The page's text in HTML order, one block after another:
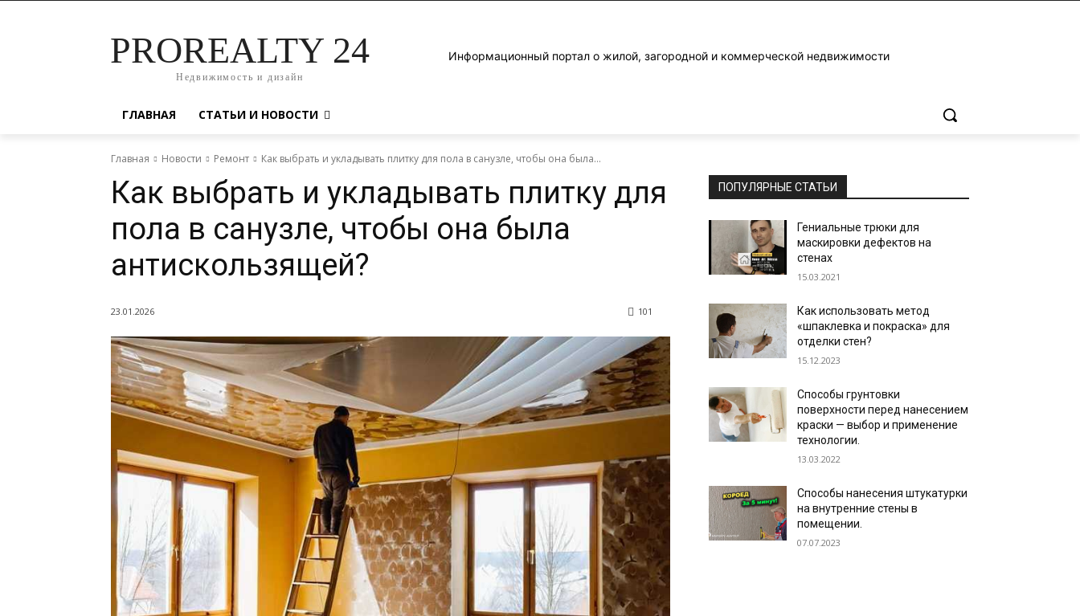
PROREALTY 24
Недвижимость и дизайн
Информационный портал о жилой, загородной и коммерческой недвижимости
ГЛАВНАЯ СТАТЬИ И НОВОСТИ
Главная Новости Ремонт Как выбрать и укладывать плитку для пола в санузле, чтобы она была...
Как выбрать и укладывать плитку для
пола в санузле, чтобы она была
антискользящей?
23.01.2026 101
ПОПУЛЯРНЫЕ СТАТЬИ
Гениальные трюки для
маскировки дефектов на
стенах
15.03.2021
Как использовать метод
«шпаклевка и покраска» для
отделки стен?
15.12.2023
Способы грунтовки
поверхности перед нанесением
краски — выбор и применение
технологии.
13.03.2022
Способы нанесения штукатурки
на внутренние стены в
помещении.
07.07.2023